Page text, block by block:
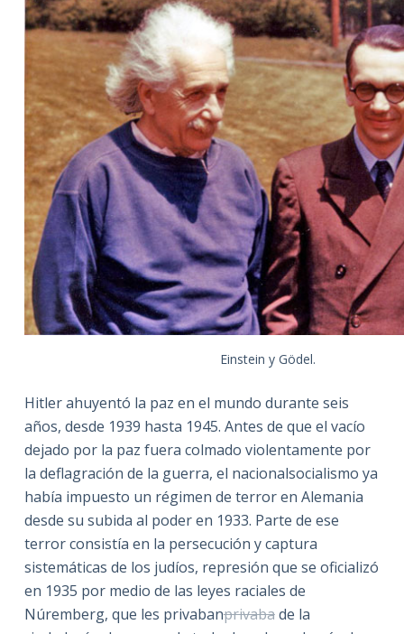
Einstein y Gödel.
Hitler ahuyentó la paz en el mundo durante seis
años, desde 1939 hasta 1945. Antes de que el vacío
dejado por la paz fuera colmado violentamente por
la deflagración de la guerra, el nacionalsocialismo ya
había impuesto un régimen de terror en Alemania
desde su subida al poder en 1933. Parte de ese
terror consistía en la persecución y captura
sistemáticas de los judíos, represión que se oficializó
en 1935 por medio de las leyes raciales de
Núremberg, que les privabanprivabade la